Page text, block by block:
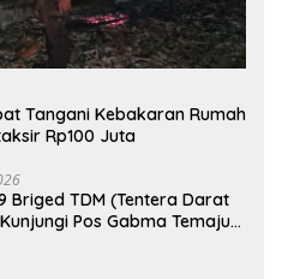
Tangani Kebakaran Rumah
Rp100 Juta
Briged TDM (Tentera Darat
Pos Gabma Temajuk